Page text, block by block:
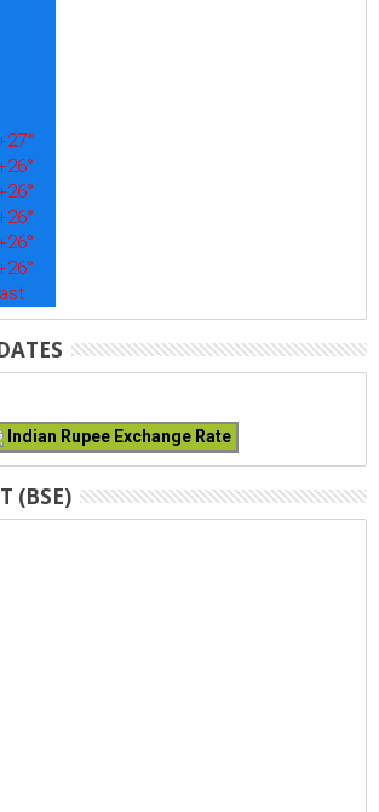
27°
26°
26°
26°
26°
26°
Indian Rupee Exchange Rate
(BSE)